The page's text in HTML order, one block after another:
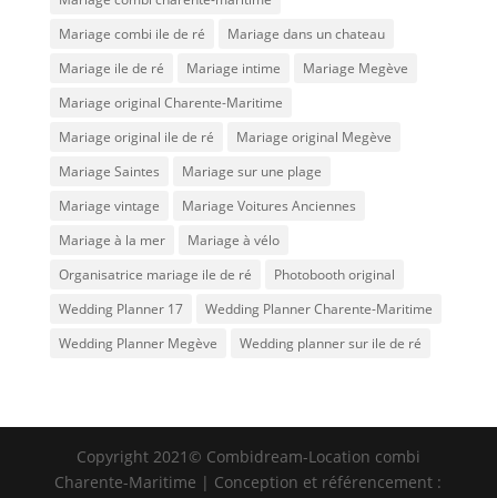
Mariage combi ile de ré
Mariage dans un chateau
Mariage ile de ré
Mariage intime
Mariage Megève
Mariage original Charente-Maritime
Mariage original ile de ré
Mariage original Megève
Mariage Saintes
Mariage sur une plage
Mariage vintage
Mariage Voitures Anciennes
Mariage à la mer
Mariage à vélo
Organisatrice mariage ile de ré
Photobooth original
Wedding Planner 17
Wedding Planner Charente-Maritime
Wedding Planner Megève
Wedding planner sur ile de ré
Copyright 2021© Combidream-Location combi
Charente-Maritime | Conception et référencement :